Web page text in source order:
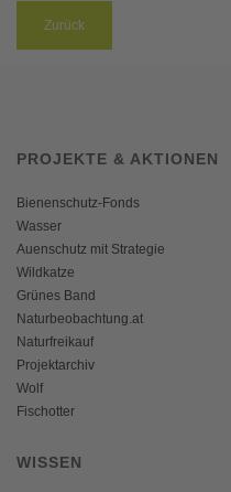
Zurück
PROJEKTE & AKTIONEN
Bienenschutz-Fonds
Wasser
Auenschutz mit Strategie
Wildkatze
Grünes Band
Naturbeobachtung.at
Naturfreikauf
Projektarchiv
Wolf
Fischotter
WISSEN